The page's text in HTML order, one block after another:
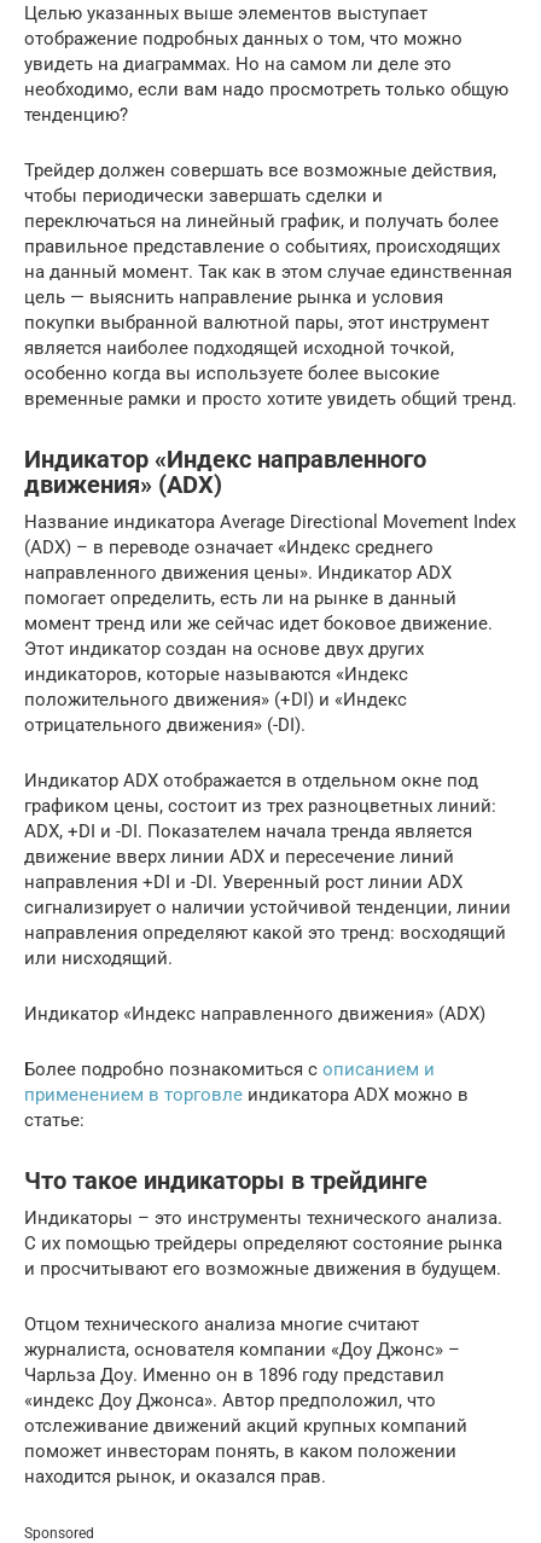
Целью указанных выше элементов выступает
отображение подробных данных о том, что можно
увидеть на диаграммах. Но на самом ли деле это
необходимо, если вам надо просмотреть только общую
тенденцию?
Трейдер должен совершать все возможные действия,
чтобы периодически завершать сделки и
переключаться на линейный график, и получать более
правильное представление о событиях, происходящих
на данный момент. Так как в этом случае единственная
цель — выяснить направление рынка и условия
покупки выбранной валютной пары, этот инструмент
является наиболее подходящей исходной точкой,
особенно когда вы используете более высокие
временные рамки и просто хотите увидеть общий тренд.
Индикатор «Индекс направленного
движения» (ADX)
Название индикатора Average Directional Movement Index
(ADX) – в переводе означает «Индекс среднего
направленного движения цены». Индикатор ADX
помогает определить, есть ли на рынке в данный
момент тренд или же сейчас идет боковое движение.
Этот индикатор создан на основе двух других
индикаторов, которые называются «Индекс
положительного движения» (+DI) и «Индекс
отрицательного движения» (-DI).
Индикатор ADX отображается в отдельном окне под
графиком цены, состоит из трех разноцветных линий:
ADX, +DI и -DI. Показателем начала тренда является
движение вверх линии ADX и пересечение линий
направления +DI и -DI. Уверенный рост линии ADX
сигнализирует о наличии устойчивой тенденции, линии
направления определяют какой это тренд: восходящий
или нисходящий.
Индикатор «Индекс направленного движения» (ADX)
Более подробно познакомиться с описанием и
применением в торговле индикатора ADX можно в
статье:
Что такое индикаторы в трейдинге
Индикаторы – это инструменты технического анализа.
С их помощью трейдеры определяют состояние рынка
и просчитывают его возможные движения в будущем.
Отцом технического анализа многие считают
журналиста, основателя компании «Доу Джонс» –
Чарльза Доу. Именно он в 1896 году представил
«индекс Доу Джонса». Автор предположил, что
отслеживание движений акций крупных компаний
поможет инвесторам понять, в каком положении
находится рынок, и оказался прав.
Sponsored